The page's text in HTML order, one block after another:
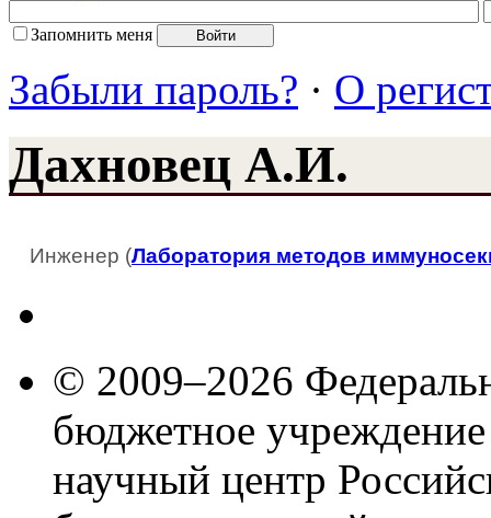
Запомнить меня
Забыли пароль? · О
Дахновец А.И.
Инженер (Лаборатория методов
© 2009–2026
бюджетное
научный центр